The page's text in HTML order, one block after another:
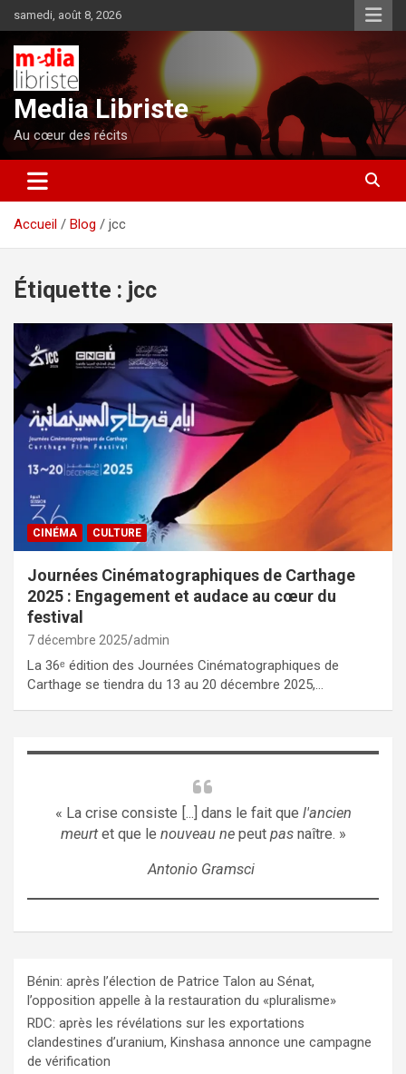
au
contenu
samedi, août 8, 2026
Media Libriste
Au cœur des récits
Accueil Blog jcc
Étiquette : jcc
CINÉMA CULTURE
Journées Cinématographiques de Carthage
2025 : Engagement et audace au cœur du
festival
7 décembre 2025 admin
La 36ᵉ édition des Journées Cinématographiques de
Carthage se tiendra du 13 au 20 décembre 2025,…
« La crise consiste [...] dans le fait que l'ancien
meurtet que le nouveau nepeut pasnaître. »
Antonio Gramsci
Bénin: après l’élection de Patrice Talon au Sénat,
l’opposition appelle à la restauration du «pluralisme»
RDC: après les révélations sur les exportations
clandestines d’uranium, Kinshasa annonce une campagne
de vérification